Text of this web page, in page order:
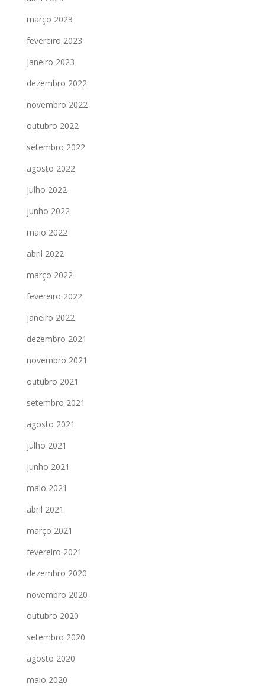
março 2023
fevereiro 2023
janeiro 2023
dezembro 2022
novembro 2022
outubro 2022
setembro 2022
agosto 2022
julho 2022
junho 2022
maio 2022
abril 2022
março 2022
fevereiro 2022
janeiro 2022
dezembro 2021
novembro 2021
outubro 2021
setembro 2021
agosto 2021
julho 2021
junho 2021
maio 2021
abril 2021
março 2021
fevereiro 2021
dezembro 2020
novembro 2020
outubro 2020
setembro 2020
agosto 2020
maio 2020